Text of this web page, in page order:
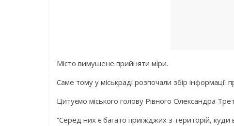
Місто вимушене прийняти міри.
Саме тому у міськраді розпочали збір інформації
Цитуємо міського голову Рівного Олександра
“Серед них є багато приїжджих з територій,